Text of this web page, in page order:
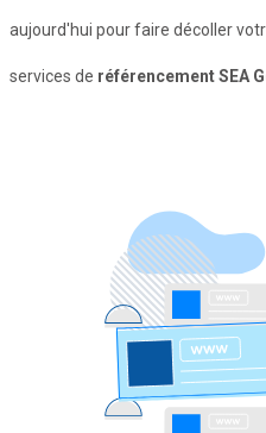
aujourd'hui pour faire décoller
services de référencement SEA